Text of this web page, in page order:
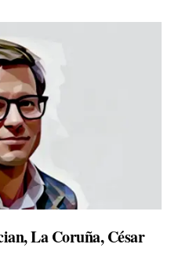
La Coruña, César